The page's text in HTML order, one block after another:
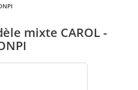
mixte CAROL -